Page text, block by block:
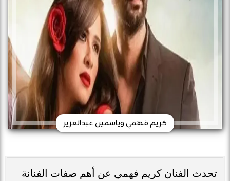
كريم فهمي وياسمين عبدالعزيز
تحدث الفنان كريم فهمي عن أهم صفات الفنانة